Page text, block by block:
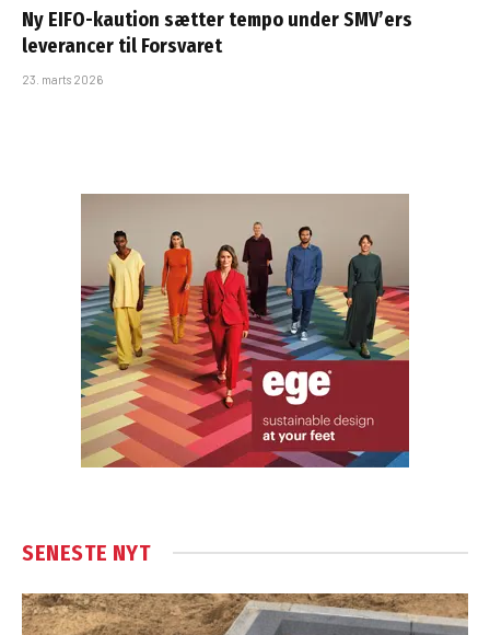
Ny EIFO-kaution sætter tempo under SMV’ers
leverancer til Forsvaret
23. marts 2026
SENESTE NYT